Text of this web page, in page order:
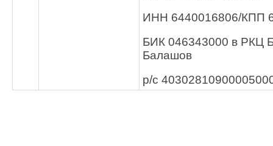
ИНН 6440016806/КПП
БИК 046343000 в РКЦ
Балашов
р/с